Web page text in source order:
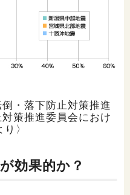
・落下防止対策推進
策推進委員会におけ
〉
効果的か？